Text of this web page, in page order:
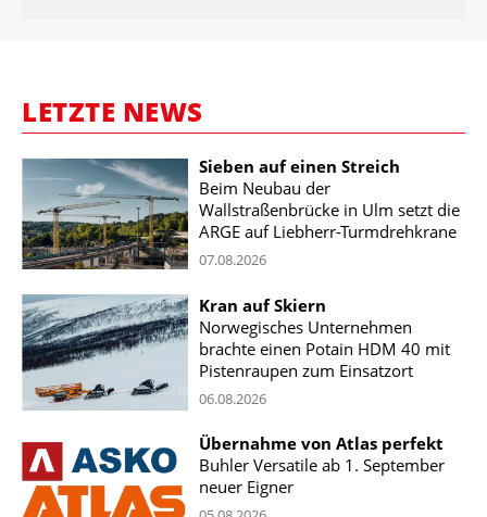
LETZTE NEWS
Sieben auf einen Streich
Beim Neubau der
Wallstraßenbrücke in Ulm setzt die
ARGE auf Liebherr-Turmdrehkrane
07.08.2026
Kran auf Skiern
Norwegisches Unternehmen
brachte einen Potain HDM 40 mit
Pistenraupen zum Einsatzort
06.08.2026
Übernahme von Atlas perfekt
Buhler Versatile ab 1. September
neuer Eigner